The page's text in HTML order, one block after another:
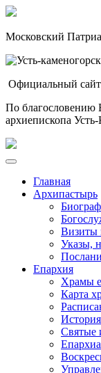
Московский
Официальный сайт
По благословению
архиепископа
Главная
Архипастырь
Визиты
Указы,
Епархия
Храмы
Карта
Святые